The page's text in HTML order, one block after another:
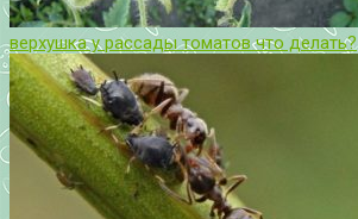
верхушка у рассады томатов что делать?